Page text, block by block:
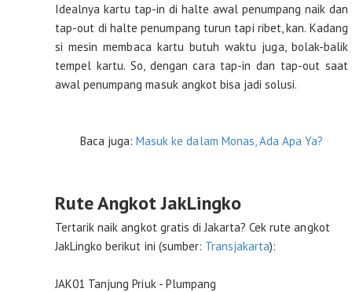
Idealnya kartu tap-in di halte awal penumpang naik dan
tap-out di halte penumpang turun tapi ribet, kan. Kadang
si mesin membaca kartu butuh waktu juga, bolak-balik
tempel kartu. So, dengan cara tap-in dan tap-out saat
awal penumpang masuk angkot bisa jadi solusi.
Baca juga:Masuk ke dalam Monas, Ada Apa Ya?
Rute Angkot JakLingko
Tertarik naik angkot gratis di Jakarta? Cek rute angkot
JakLingko berikut ini (sumber: Transjakarta):
JAK01 Tanjung Priuk - Plumpang